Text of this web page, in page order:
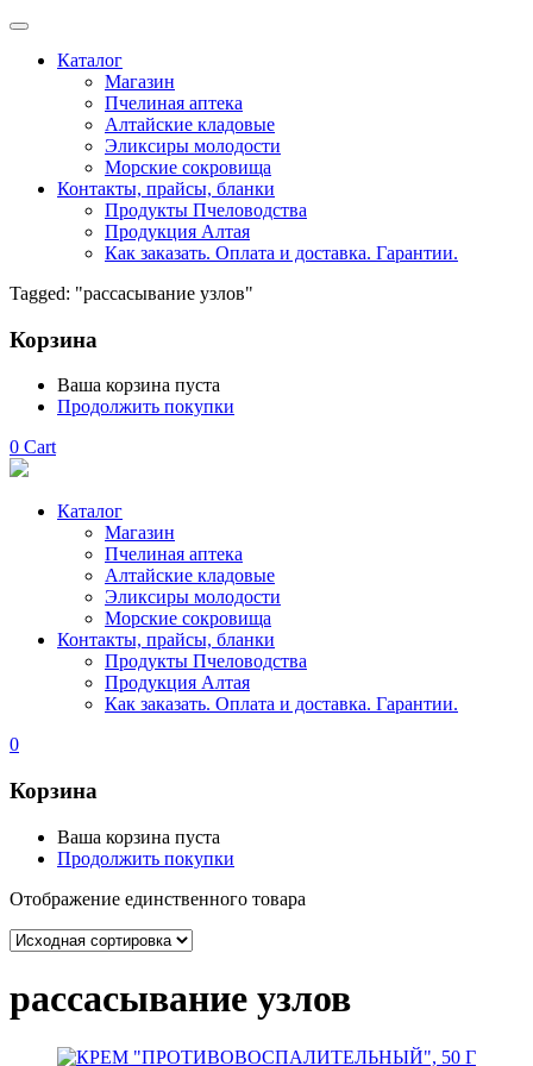
Каталог
Магазин
Пчелиная аптека
Алтайские кладовые
Эликсиры молодости
Морские сокровища
Контакты, прайсы, бланки
Продукты Пчеловодства
Продукция Алтая
Как заказать. Оплата и доставка. Гарантии.
Tagged: "рассасывание узлов"
Корзина
Ваша корзина пуста
Продолжить покупки
0 Cart
Каталог
Магазин
Пчелиная аптека
Алтайские кладовые
Эликсиры молодости
Морские сокровища
Контакты, прайсы, бланки
Продукты Пчеловодства
Продукция Алтая
Как заказать. Оплата и доставка. Гарантии.
0
Корзина
Ваша корзина пуста
Продолжить покупки
Отображение единственного товара
рассасывание узлов